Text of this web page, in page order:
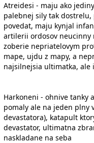
Atreidesi - maju ako
palebnej sily tak
povedat, maju kynjal
artilerii ordosov neucinny
zoberie nepriatelovym
mape, ujdu z mapy, a
najsilnejsia ultimatka, ale
Harkoneni - ohnive tanky
pomaly ale na jeden plny
devastatora), katapult
devastator, ultimatna
naskladane na seba